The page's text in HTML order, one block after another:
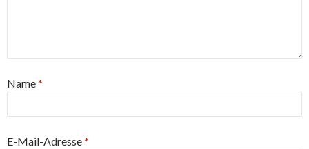
Name*
E-Mail-Adresse*